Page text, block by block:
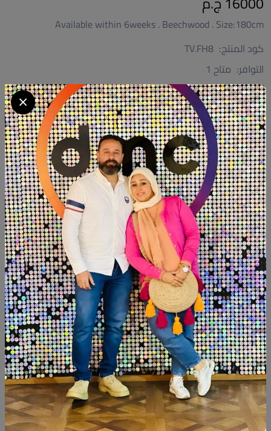
Available within 6weeks . Beechwood . Size:180cm
كود المنتج: TV.FH8
التوافر: متاح 1
تصنيف:ديكور
الكمية
أضف الى السلة أشتري الآن
شارك:
وصف
التقييمات (0)
Available within 6weeks
Beechwood
Size:180cm
منتجات شبيهة
خصم
خصم